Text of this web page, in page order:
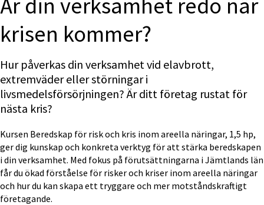
krisen kommer?
Hur påverkas din verksamhet vid elavbrott,
extremväder eller störningar i
livsmedelsförsörjningen? Är ditt företag rustat för
nästa kris?
Kursen Beredskap för risk och kris inom areella näringar, 1,5 hp,
ger dig kunskap och konkreta verktyg för att stärka beredskapen
i din verksamhet. Med fokus på förutsättningarna i Jämtlands län
får du ökad förståelse för risker och kriser inom areella näringar
och hur du kan skapa ett tryggare och mer motståndskraftigt
företagande.